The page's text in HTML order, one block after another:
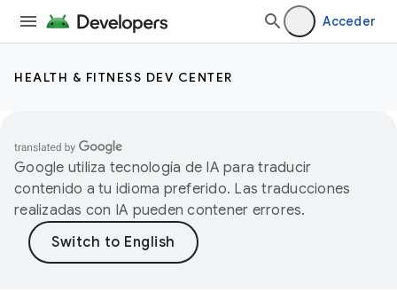
Acceder
HEALTH & FITNESS DEV CENTER
Google utiliza tecnología de IA para traducir
contenido a tu idioma preferido. Las traducciones
realizadas con IA pueden contener errores.